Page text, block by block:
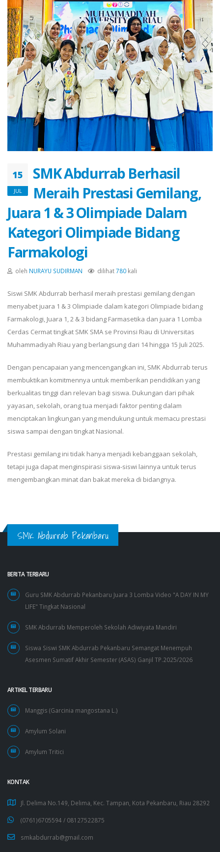
15
JUL
SMK Abdurrab Berhasil
Meraih Prestasi Gemilang,
Juara 1 & 3 Olimpiade Dalam
Kategori Olimpiade Bidang
Farmakologi
oleh NURAYU SUDIRMAN dilihat780 kali
Siswi SMK Abdurrab berhasil meraih prestasi gemilang dengan
menyabet juara 1 & 3 Olimpiade dalam kategori Olimpiade bidang
Farmakologi, Juara 1, 2 & 3 bidang Farmasetika dan juara 1 Lomba
Cerdas Cermat tingkat SMK SMA se Provinsi Riau di Universitas
Muhammadiyah Riau yang berlangsung dari 14 hingga 15 Juli 2025.
Dengan pencapaian yang mencengangkan ini, SMK Abdurrab terus
membuktikan komitmennya untuk memberikan pendidikan yang
berkualitas tinggi dan relevan bagi siswa. Dukungan dari pihak
yayasan, sekolah, orang tua menjadi faktor penting dalam
menciptakan lingkungan yang mendukung untuk memacu prestasi
siswa sampai dengan tingkat Nasional.
Prestasi gemilang ini tidak hanya menjadi kebanggaan sekolah,
tetapi juga dapat menginspirasi siswa-siswi lainnya untuk terus
mengembangkan minat dan bakat mereka di bidangnya.
SMK Abdurrab Pekanbaru
BERITA TERBARU
Guru SMK Abdurrab Pekanbaru Juara 3 Lomba Video "A DAY IN MY
LIFE" Tingkat Nasional
SMK Abdurrab Memperoleh Sekolah Adiwiyata Mandiri
Siswa Siswi SMK Abdurrab Pekanbaru Semangat Menempuh
Asesmen Sumatif Akhir Semester (ASAS) Ganjil TP.2025/2026
ARTIKEL TERBARU
Manggis (Garcinia mangostana L.)
Amylum Solani
Amylum Tritici
KONTAK
Jl. Delima No.149, Delima, Kec. Tampan, Kota Pekanbaru, Riau 28292
(0761)6705594 / 08127522875
smkabdurrab@gmail.com